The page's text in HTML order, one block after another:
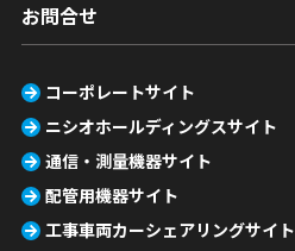
お問合せ
コーポレートサイト
ニシオホールディングスサイト
通信・測量機器サイト
配管用機器サイト
工事車両カーシェアリングサイト